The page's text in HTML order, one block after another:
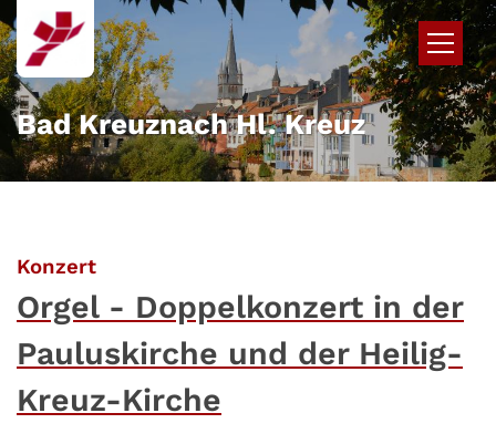
Zum Inhalt springen
Bad Kreuznach Hl. Kreuz
Konzert:
Orgel - Doppelkonzert in der
Pauluskirche und der Heilig-
Kreuz-Kirche